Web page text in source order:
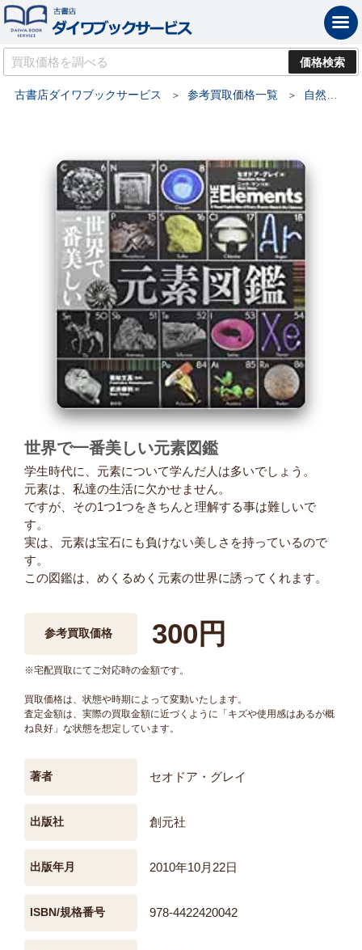
古書店ダイワブックサービス 参考買取価格一覧 自然科学の買取価格
世界で一番美しい元素図鑑
学生時代に、元素について学んだ人は多いでしょう。
元素は、私達の生活に欠かせません。
ですが、その1つ1つをきちんと理解する事は難しいで
す。
実は、元素は宝石にも負けない美しさを持っているので
す。
この図鑑は、めくるめく元素の世界に誘ってくれます。
参考買取価格 300円
※宅配買取にてご対応時の金額です。
買取価格は、状態や時期によって変動いたします。
査定金額は、実際の買取金額に近づくように「キズや使用感はあるが概
ね良好」な状態を想定しています。
著者 セオドア・グレイ
出版社 創元社
出版年月 2010年10月22日
ISBN/規格番号 978-4422420042